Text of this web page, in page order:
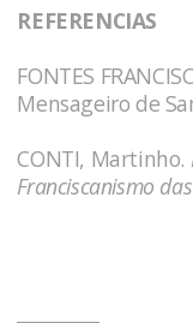
REFERENCIAS
FONTES
Mensageiro de
CONTI, Martinho.
Franciscanismo